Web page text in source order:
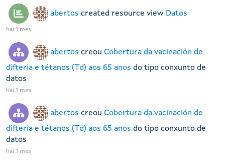
abertos created resource view Datos
hai 1 mes
abertos creou Cobertura da vacinación de
difteria e tétanos (Td) aos 65 anos do tipo conxunto de
datos
hai 1 mes
abertos creou Cobertura da vacinación de
difteria e tétanos (Td) aos 65 anos do tipo conxunto de
datos
hai 1 mes